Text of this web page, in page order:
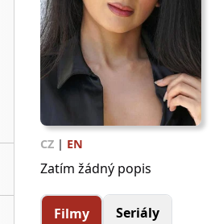
CZ | EN
Zatím žádný popis
Filmy Seriály